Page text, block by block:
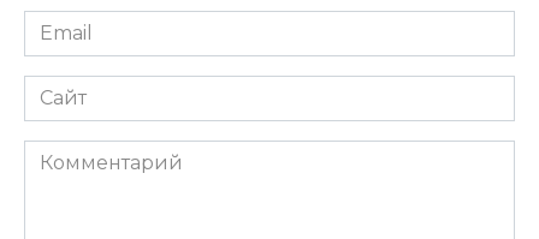
Email
*
Сайт
Комментарий